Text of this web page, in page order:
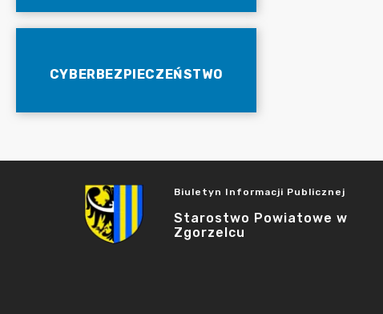
CYBERBEZPIECZEŃSTWO
Biuletyn Informacji Publicznej
Starostwo Powiatowe w
Zgorzelcu